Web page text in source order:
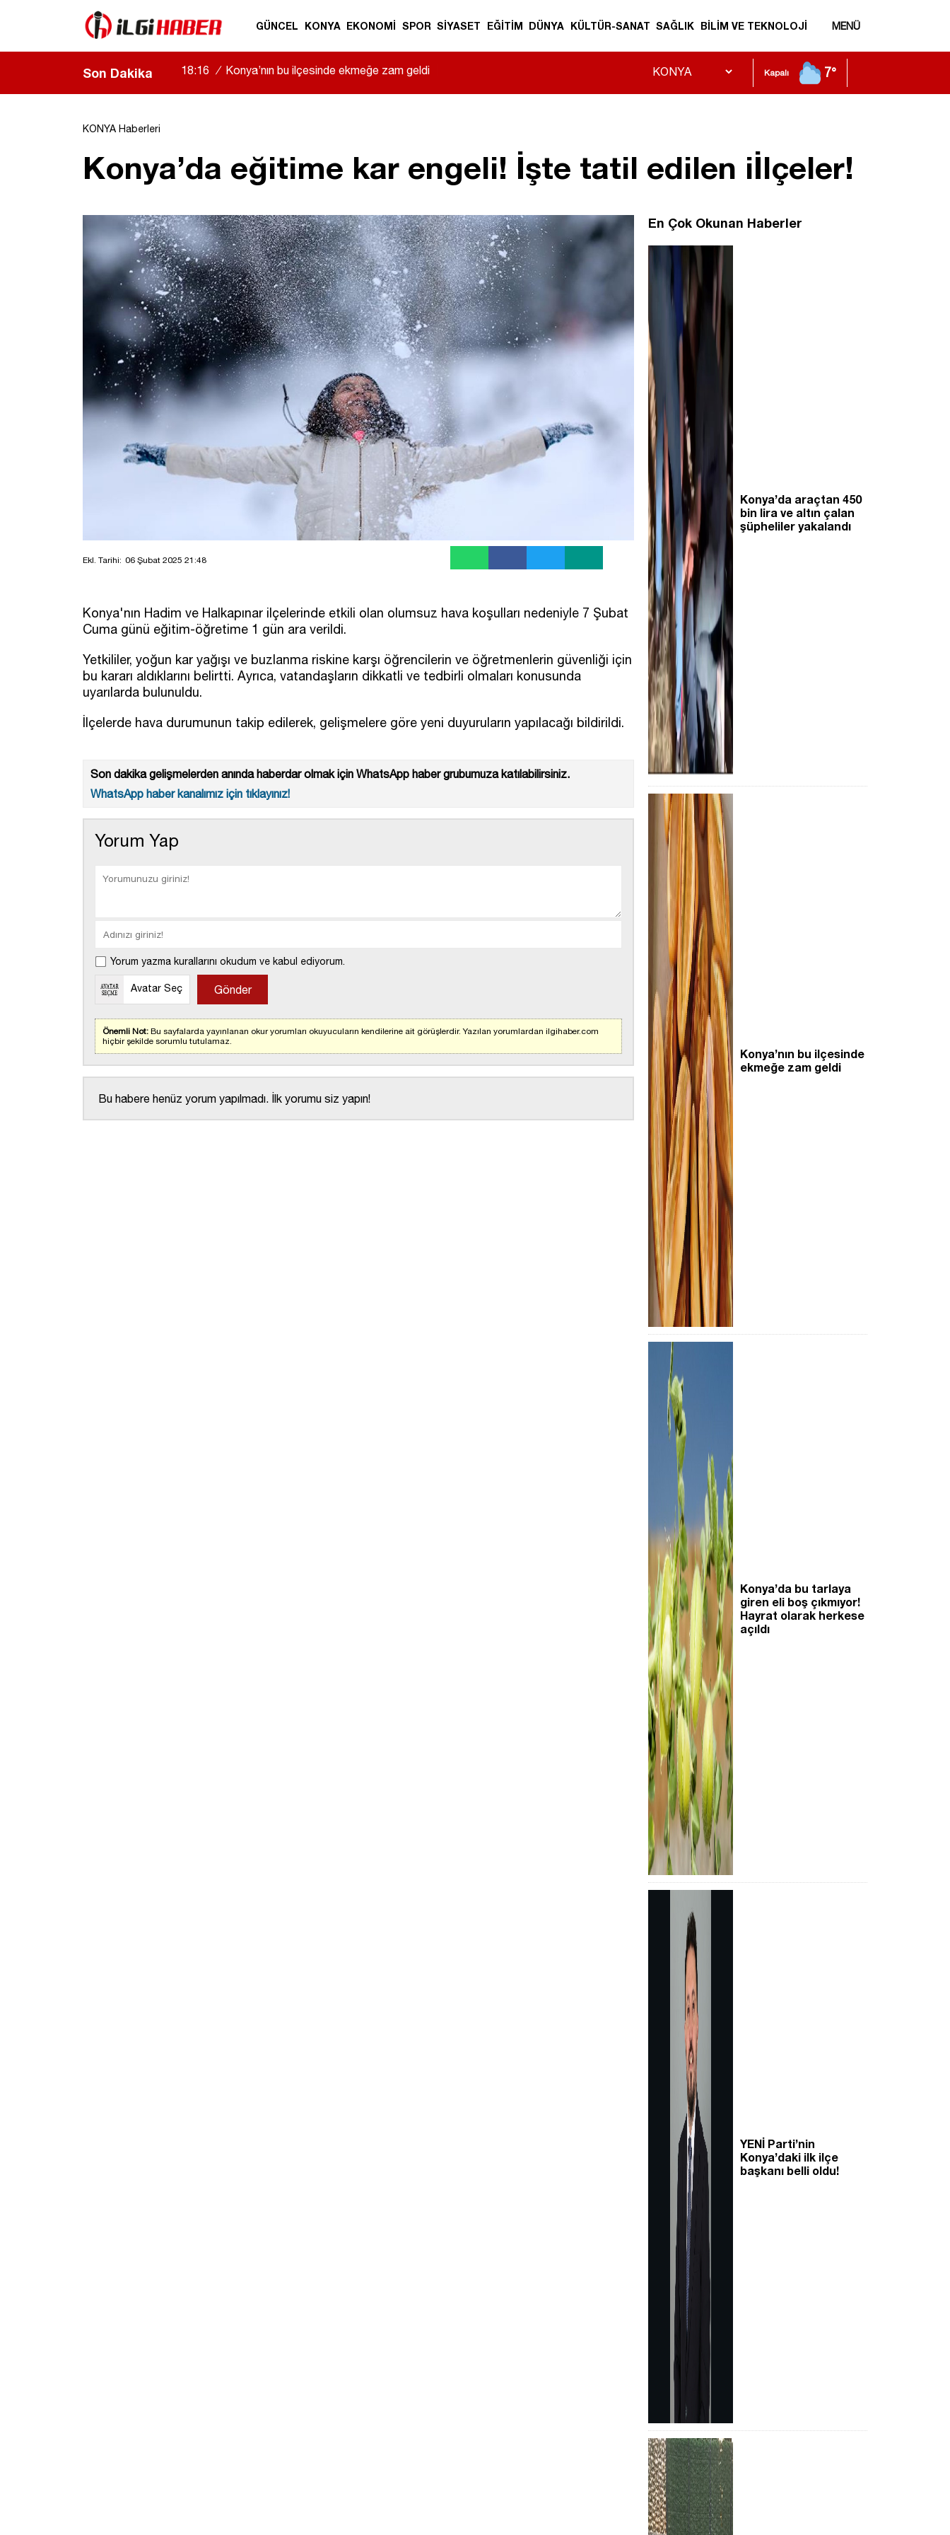
GÜNCEL KONYA EKONOMİ SPOR SİYASET EĞİTİM DÜNYA KÜLTÜR-SANAT SAĞLIK BİLİM VE TEKNOLOJİ MENÜ
Son Dakika 18:16 / Konya’nın bu ilçesinde ekmeğe zam geldi Kapalı 7°
KONYA Haberleri
Konya’da eğitime kar engeli! İşte tatil edilen iİlçeler!
Ekl. Tarihi: 06 Şubat 2025 21:48
Konya'nın Hadim ve Halkapınar ilçelerinde etkili olan olumsuz hava koşulları nedeniyle 7 Şubat
Cuma günü eğitim-öğretime 1 gün ara verildi.
Yetkililer, yoğun kar yağışı ve buzlanma riskine karşı öğrencilerin ve öğretmenlerin güvenliği için
bu kararı aldıklarını belirtti. Ayrıca, vatandaşların dikkatli ve tedbirli olmaları konusunda
uyarılarda bulunuldu.
İlçelerde hava durumunun takip edilerek, gelişmelere göre yeni duyuruların yapılacağı bildirildi.
Son dakika gelişmelerden anında haberdar olmak için WhatsApp haber grubumuza katılabilirsiniz.
WhatsApp haber kanalımız için tıklayınız!
Yorum Yap
Yorum yazma kurallarını okudum ve kabul ediyorum.
Avatar Seç
Önemli Not: Bu sayfalarda yayınlanan okur yorumları okuyucuların kendilerine ait görüşlerdir. Yazılan yorumlardan ilgihaber.com
hiçbir şekilde sorumlu tutulamaz.
Bu habere henüz yorum yapılmadı. İlk yorumu siz yapın!
En Çok Okunan Haberler
Konya’da araçtan 450
bin lira ve altın çalan
şüpheliler yakalandı
Konya’nın bu ilçesinde
ekmeğe zam geldi
Konya’da bu tarlaya
giren eli boş çıkmıyor!
Hayrat olarak herkese
açıldı
YENİ Parti’nin
Konya’daki ilk ilçe
başkanı belli oldu!